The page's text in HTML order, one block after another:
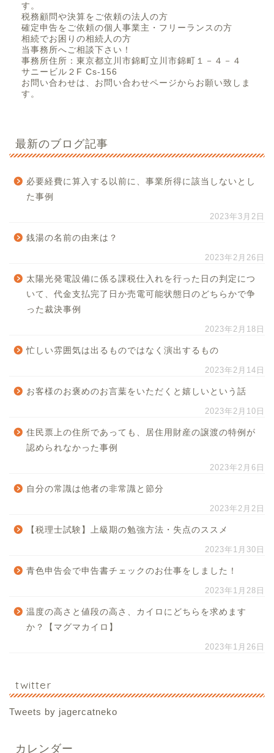
す。
税務顧問や決算をご依頼の法人の方
確定申告をご依頼の個人事業主・フリーランスの方
相続でお困りの相続人の方
当事務所へご相談下さい！
事務所住所：東京都立川市錦町立川市錦町１－４－４
サニービル２F Cs-156
お問い合わせは、お問い合わせページからお願い致しま
す。
最新のブログ記事
必要経費に算入する以前に、事業所得に該当しないとし
た事例
2023年3月2日
銭湯の名前の由来は？
2023年2月26日
太陽光発電設備に係る課税仕入れを行った日の判定につ
いて、代金支払完了日か売電可能状態日のどちらかで争
った裁決事例
2023年2月18日
忙しい雰囲気は出るものではなく演出するもの
2023年2月14日
お客様のお褒めのお言葉をいただくと嬉しいという話
2023年2月10日
住民票上の住所であっても、居住用財産の譲渡の特例が
認められなかった事例
2023年2月6日
自分の常識は他者の非常識と節分
2023年2月2日
【税理士試験】上級期の勉強方法・失点のススメ
2023年1月30日
青色申告会で申告書チェックのお仕事をしました！
2023年1月28日
温度の高さと値段の高さ、カイロにどちらを求めます
か？【マグマカイロ】
2023年1月26日
twitter
Tweets by jagercatneko
カレンダー